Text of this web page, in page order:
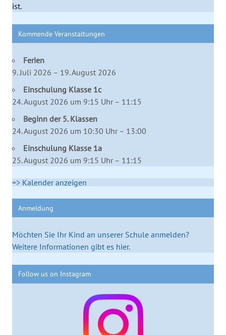
ist.
Kommende Veranstaltungen
Ferien
9. Juli 2026 – 19. August 2026
Einschulung Klasse 1c
24. August 2026 um 9:15 Uhr – 11:15
Beginn der 5. Klassen
24. August 2026 um 10:30 Uhr – 13:00
Einschulung Klasse 1a
25. August 2026 um 9:15 Uhr – 11:15
=> Kalender anzeigen
Anmeldung
Möchten Sie Ihr Kind an unserer Schule anmelden?
Weitere Informationen gibt es hier.
Follow us on Instagram